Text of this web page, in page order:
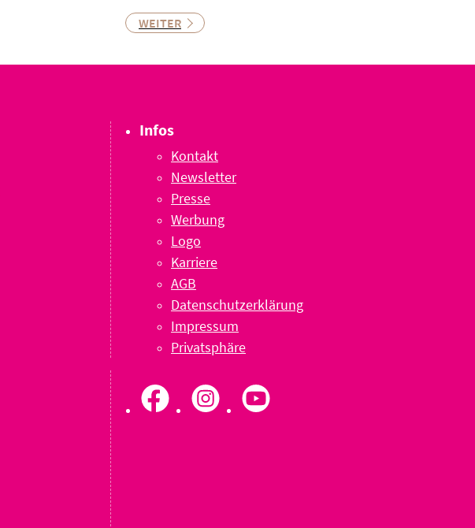
WEITER
Infos
Kontakt
Newsletter
Presse
Werbung
Logo
Karriere
AGB
Datenschutzerklärung
Impressum
Privatsphäre